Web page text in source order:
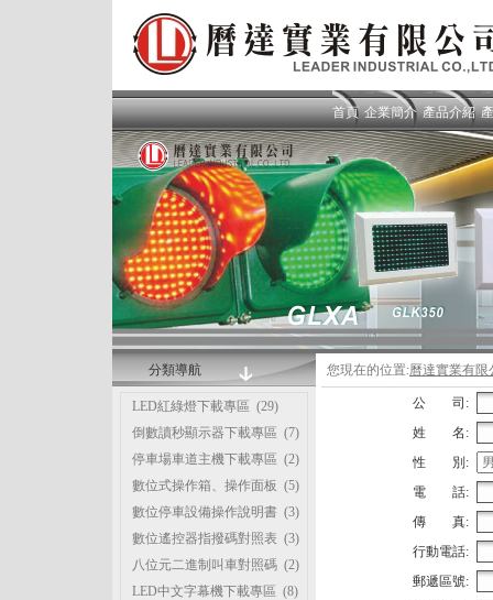
首頁 企業簡介 產品介紹
分類導航
LED紅綠燈下載專區 (29)
倒數讀秒顯示器下載專區 (7)
停車場車道主機下載專區 (2)
數位式操作箱、操作面板 (5)
數位停車設備操作說明書 (3)
數位遙控器指撥碼對照表 (3)
八位元二進制叫車對照碼 (2)
LED中文字幕機下載專區 (8)
您現在的位置:曆達實業有限
公 司:
姓 名:
性 別:
電 話:
傳 真:
行動電話:
郵遞區號: